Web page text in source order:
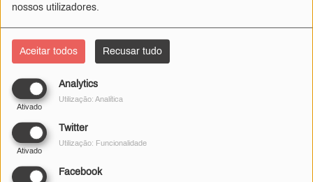
nossos utilizadores.
Aceitar todos Recusar tudo
Analytics
Ativado
Utilização: Analítica
Twitter
Ativado
Utilização: Funcionalidade
Facebook